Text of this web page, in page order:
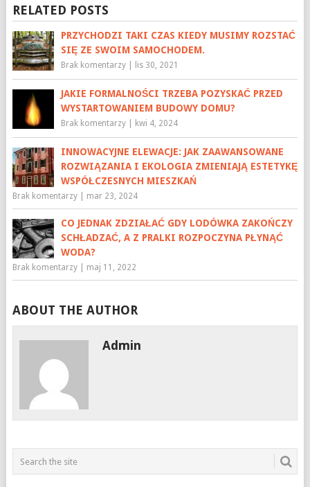
RELATED POSTS
PRZYCHODZI TAKI CZAS KIEDY MUSIMY ROZSTAĆ
SIĘ ZE SWOIM SAMOCHODEM.
Brak komentarzy| lis 30, 2021
JAKIE FORMALNOŚCI TRZEBA POZYSKAĆ PRZED
WYSTARTOWANIEM BUDOWY DOMU?
Brak komentarzy| kwi 4, 2024
INNOWACYJNE ELEWACJE: JAK ZAAWANSOWANE
ROZWIĄZANIA I EKOLOGIA ZMIENIAJĄ ESTETYKĘ
WSPÓŁCZESNYCH MIESZKAŃ
Brak komentarzy| mar 23, 2024
CO JEDNAK ZDZIAŁAĆ GDY LODÓWKA ZAKOŃCZY
SCHŁADZAĆ, A Z PRALKI ROZPOCZYNA PŁYNĄĆ
WODA?
Brak komentarzy| maj 11, 2022
ABOUT THE AUTHOR
Admin